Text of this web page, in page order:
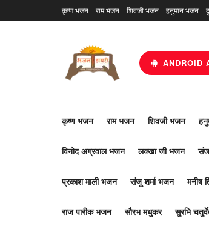
कृष्ण भजन राम भजन शिवजी भजन हनुमान भजन
ANDROID
कृष्ण भजन राम भजन शिवजी भजन
विनोद अग्रवाल भजन लक्खा जी भजन
प्रकाश माली भजन संजू शर्मा भजन मनीष
राज पारीक भजन सौरभ मधुकर सुरभि